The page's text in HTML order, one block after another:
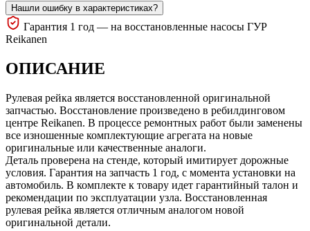
Нашли ошибку в характеристиках?
Гарантия 1 год — на восстановленные насосы ГУР
Reikanen
ОПИСАНИЕ
Рулевая рейка является восстановленной оригинальной
запчастью. Восстановление произведено в ребилдинговом
центре Reikanen. В процессе ремонтных работ были заменены
все изношенные комплектующие агрегата на новые
оригинальные или качественные аналоги.
Деталь проверена на стенде, который имитирует дорожные
условия. Гарантия на запчасть 1 год, с момента установки на
автомобиль. В комплекте к товару идет гарантийный талон и
рекомендации по эксплуатации узла. Восстановленная
рулевая рейка является отличным аналогом новой
оригинальной детали.